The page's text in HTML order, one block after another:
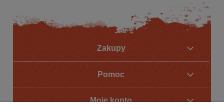
Zakupy
Pomoc
Moje konto